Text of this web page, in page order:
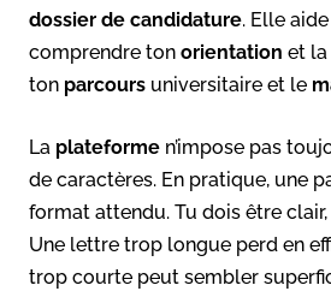
dossier de candidature. Elle
comprendre ton orientation et la
ton parcours universitaire et le
La plateforme n’impose pas
de caractères. En pratique, une
format attendu. Tu dois être
Une lettre trop longue perd en
trop courte peut sembler